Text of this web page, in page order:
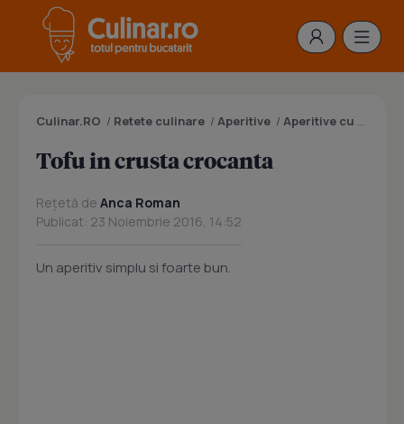
Culinar.RO / Retete culinare / Aperitive / Aperitive cu branza
Tofu in crusta crocanta
Rețetă de Anca Roman
Publicat: 23 Noiembrie 2016, 14:52
Un aperitiv simplu si foarte bun.